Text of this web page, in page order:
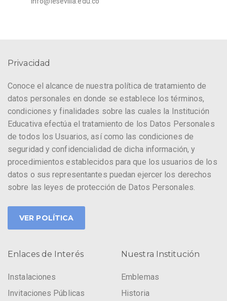
Privacidad
Conoce el alcance de nuestra política de tratamiento de
datos personales en donde se establece los términos,
condiciones y finalidades sobre las cuales la Institución
Educativa efectúa el tratamiento de los Datos Personales
de todos los Usuarios, así como las condiciones de
seguridad y confidencialidad de dicha información, y
procedimientos establecidos para que los usuarios de los
datos o sus representantes puedan ejercer los derechos
sobre las leyes de protección de Datos Personales.
VER POLÍTICA
Enlaces de Interés
Instalaciones
Invitaciones Públicas
Nuestra Institución
Emblemas
Historia